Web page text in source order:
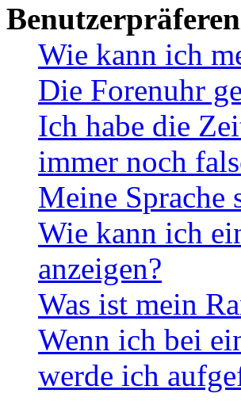
Wie kann ich
Die Forenuhr
Ich habe die
immer noch
Meine Sprache
Wie kann ich
anzeigen?
Was ist mein
Wenn ich bei
werde ich